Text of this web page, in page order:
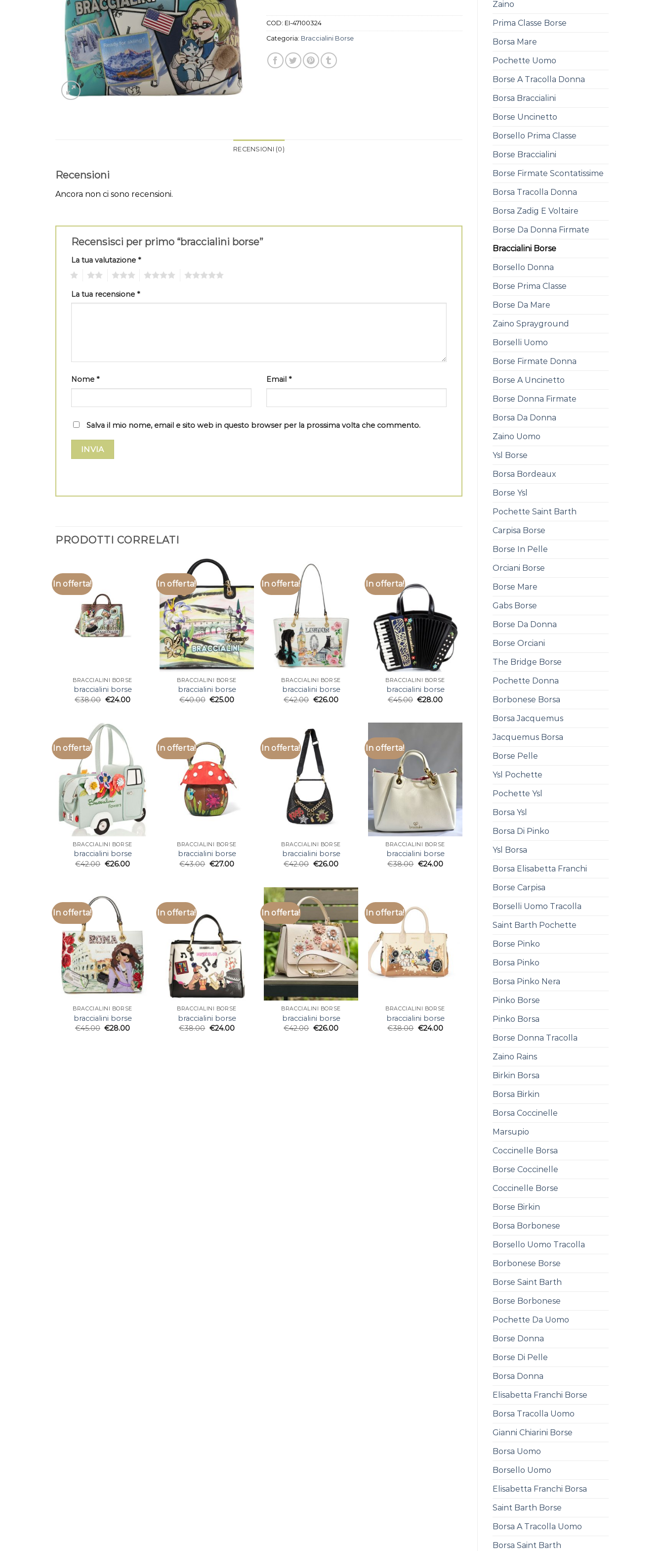
Zaino
Prima Classe Borse
Borsa Mare
Pochette Uomo
Borse A Tracolla Donna
Borsa Braccialini
Borse Uncinetto
Borsello Prima Classe
Borse Braccialini
Borse Firmate Scontatissime
Borsa Tracolla Donna
Borsa Zadig E Voltaire
Borse Da Donna Firmate
Braccialini Borse
Borsello Donna
Borse Prima Classe
Borse Da Mare
Zaino Sprayground
Borselli Uomo
Borse Firmate Donna
Borse A Uncinetto
Borse Donna Firmate
Borsa Da Donna
Zaino Uomo
Ysl Borse
Borsa Bordeaux
Borse Ysl
Pochette Saint Barth
Carpisa Borse
Borse In Pelle
Orciani Borse
Borse Mare
Gabs Borse
Borse Da Donna
Borse Orciani
The Bridge Borse
Pochette Donna
Borbonese Borsa
Borsa Jacquemus
Jacquemus Borsa
Borse Pelle
Ysl Pochette
Pochette Ysl
Borsa Ysl
Borsa Di Pinko
Ysl Borsa
Borsa Elisabetta Franchi
Borse Carpisa
Borselli Uomo Tracolla
Saint Barth Pochette
Borse Pinko
Borsa Pinko
Borsa Pinko Nera
Pinko Borse
Pinko Borsa
Borse Donna Tracolla
Zaino Rains
Birkin Borsa
Borsa Birkin
Borsa Coccinelle
Marsupio
Coccinelle Borsa
Borse Coccinelle
Coccinelle Borse
Borse Birkin
Borsa Borbonese
Borsello Uomo Tracolla
Borbonese Borse
Borse Saint Barth
Borse Borbonese
Pochette Da Uomo
Borse Donna
Borse Di Pelle
Borsa Donna
Elisabetta Franchi Borse
Borsa Tracolla Uomo
Gianni Chiarini Borse
Borsa Uomo
Borsello Uomo
Elisabetta Franchi Borsa
Saint Barth Borse
Borsa A Tracolla Uomo
Borsa Saint Barth
COD: EI-47100324
Categoria: Braccialini Borse
RECENSIONI (0)
Recensioni
Ancora non ci sono recensioni.
Recensisci per primo “braccialini borse”
La tua valutazione *
La tua recensione *
Nome * Email *
Salva il mio nome, email e sito web in questo browser per la prossima volta che commento.
PRODOTTI CORRELATI
In offerta!
BRACCIALINI BORSE
braccialini borse
€38.00 €24.00
In offerta!
BRACCIALINI BORSE
braccialini borse
€40.00 €25.00
In offerta!
BRACCIALINI BORSE
braccialini borse
€42.00 €26.00
In offerta!
BRACCIALINI BORSE
braccialini borse
€45.00 €28.00
In offerta!
BRACCIALINI BORSE
braccialini borse
€42.00 €26.00
In offerta!
BRACCIALINI BORSE
braccialini borse
€43.00 €27.00
In offerta!
BRACCIALINI BORSE
braccialini borse
€42.00 €26.00
In offerta!
BRACCIALINI BORSE
braccialini borse
€38.00 €24.00
In offerta!
BRACCIALINI BORSE
braccialini borse
€45.00 €28.00
In offerta!
BRACCIALINI BORSE
braccialini borse
€38.00 €24.00
In offerta!
BRACCIALINI BORSE
braccialini borse
€42.00 €26.00
In offerta!
BRACCIALINI BORSE
braccialini borse
€38.00 €24.00